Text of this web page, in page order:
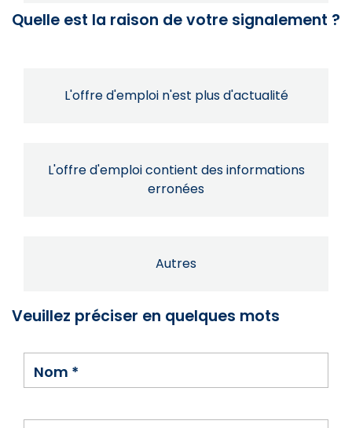
Quelle est la raison de votre signalement ?
L'offre d'emploi n'est plus d'actualité
L'offre d'emploi contient des informations
erronées
Autres
Veuillez préciser en quelques mots
Nom *